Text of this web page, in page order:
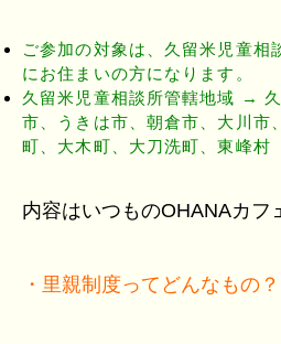
ご参加の対象は、久留米児童相
にお住まいの方になります。
久留米児童相談所管轄地域 →
市、うきは市、朝倉市、大川市
町、大木町、大刀洗町、東峰村
内容はいつものOHANAカフ
・里親制度ってどんなもの？